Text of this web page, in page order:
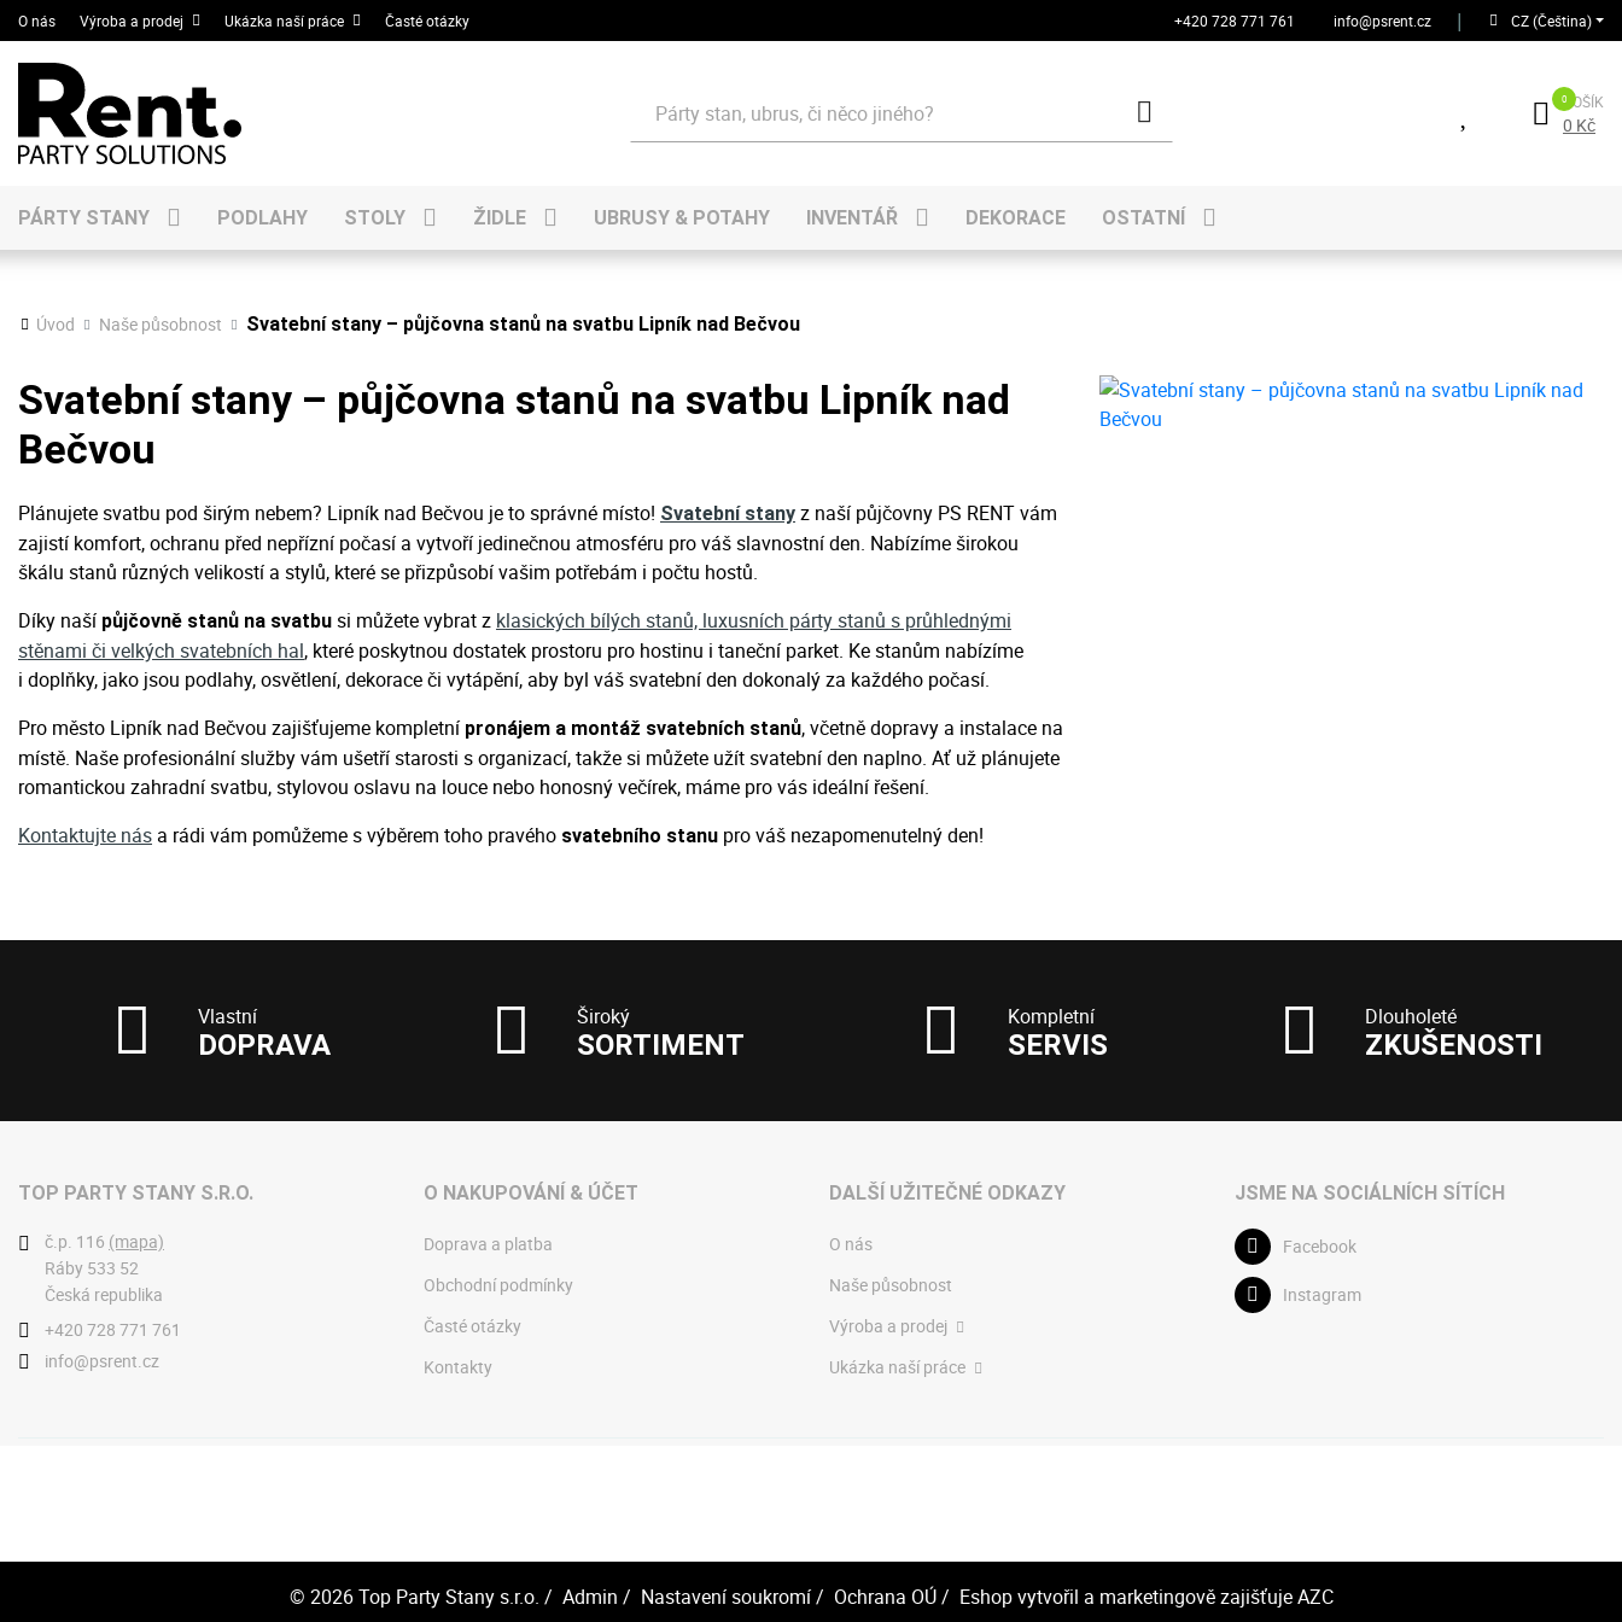
O nás Výroba a prodej Ukázka naší práce Časté otázky +420 728 771 761 info@psrent.cz CZ (Čeština)
KOŠÍK
0 Kč
PÁRTY STANY PODLAHY STOLY ŽIDLE UBRUSY & POTAHY INVENTÁŘ DEKORACE OSTATNÍ
Úvod Naše působnost Svatební stany – půjčovna stanů na svatbu Lipník nad Bečvou
Svatební stany – půjčovna stanů na svatbu Lipník nad
Bečvou
Plánujete svatbu pod širým nebem? Lipník nad Bečvou je to správné místo! Svatební stany z naší půjčovny PS RENT vám
zajistí komfort, ochranu před nepřízní počasí a vytvoří jedinečnou atmosféru pro váš slavnostní den. Nabízíme širokou
škálu stanů různých velikostí a stylů, které se přizpůsobí vašim potřebám i počtu hostů.
Díky naší půjčovně stanů na svatbu si můžete vybrat z klasických bílých stanů, luxusních párty stanů s průhlednými
stěnami či velkých svatebních hal, které poskytnou dostatek prostoru pro hostinu i taneční parket. Ke stanům nabízíme
i doplňky, jako jsou podlahy, osvětlení, dekorace či vytápění, aby byl váš svatební den dokonalý za každého počasí.
Pro město Lipník nad Bečvou zajišťujeme kompletní pronájem a montáž svatebních stanů, včetně dopravy a instalace na
místě. Naše profesionální služby vám ušetří starosti s organizací, takže si můžete užít svatební den naplno. Ať už plánujete
romantickou zahradní svatbu, stylovou oslavu na louce nebo honosný večírek, máme pro vás ideální řešení.
Kontaktujte nás a rádi vám pomůžeme s výběrem toho pravého svatebního stanu pro váš nezapomenutelný den!
Vlastní
DOPRAVA
Široký
SORTIMENT
Kompletní
SERVIS
Dlouholeté
ZKUŠENOSTI
TOP PARTY STANY S.R.O.
č.p. 116 (mapa)
Ráby 533 52
Česká republika
+420 728 771 761
info@psrent.cz
O NAKUPOVÁNÍ & ÚČET
Doprava a platba
Obchodní podmínky
Časté otázky
Kontakty
DALŠÍ UŽITEČNÉ ODKAZY
O nás
Naše působnost
Výroba a prodej
Ukázka naší práce
JSME NA SOCIÁLNÍCH SÍTÍCH
Facebook
Instagram
© 2026Top Party Stany s.r.o. / Admin / Nastavení soukromí/ Ochrana OÚ/ Eshop vytvořil a marketingově zajišťujeAZC